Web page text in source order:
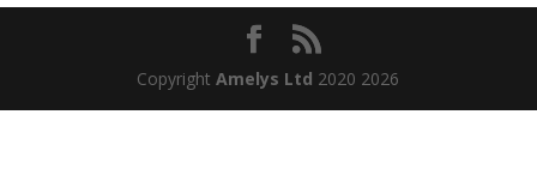
CopyrightAmelys Ltd 2020 2026